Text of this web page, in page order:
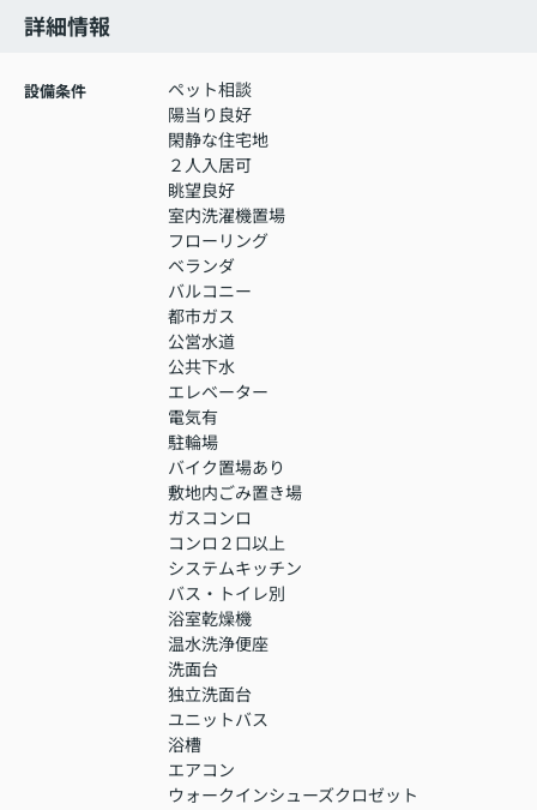
詳細情報
設備条件
ペット相談
陽当り良好
閑静な住宅地
２人入居可
眺望良好
室内洗濯機置場
フローリング
ベランダ
バルコニー
都市ガス
公営水道
公共下水
エレベーター
電気有
駐輪場
バイク置場あり
敷地内ごみ置き場
ガスコンロ
コンロ２口以上
システムキッチン
バス・トイレ別
浴室乾燥機
温水洗浄便座
洗面台
独立洗面台
ユニットバス
浴槽
エアコン
ウォークインシューズクロゼット